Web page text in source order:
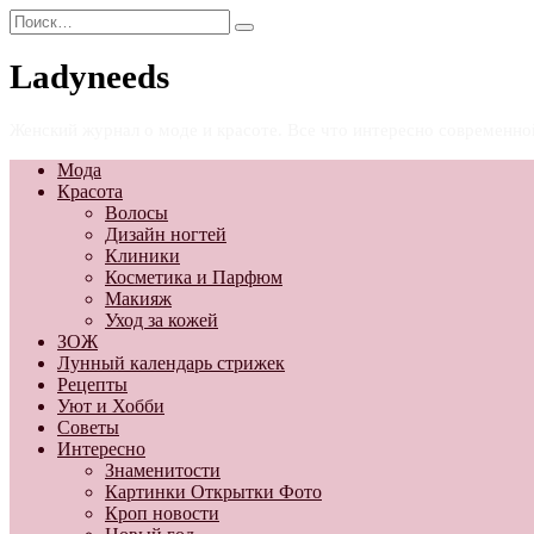
Перейти
к
содержанию
Search
for:
Ladyneeds
Мода
Красота
Волосы
Дизайн ногтей
Клиники
Косметика и Парфюм
Макияж
Уход за кожей
ЗОЖ
Лунный календарь стрижек
Рецепты
Уют и Хобби
Советы
Интересно
Знаменитости
Картинки Открытки Фото
Кроп новости